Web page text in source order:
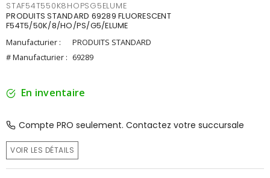
STAF54T550K8HOPSG5ELUME
PRODUITS STANDARD 69289 FLUORESCENT
F54T5/50K/8/HO/PS/G5/ELUME
Manufacturier :
PRODUITS STANDARD
# Manufacturier : 69289
En inventaire
Compte PRO seulement. Contactez votre succursale
VOIR LES DÉTAILS